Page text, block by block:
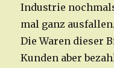
Industrie
mal ganz ausfallen.
Die Waren dieser
Kunden aber